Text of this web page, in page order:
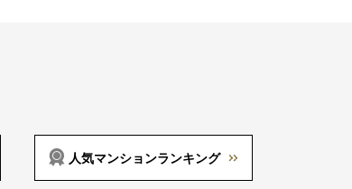
人気マンションランキング